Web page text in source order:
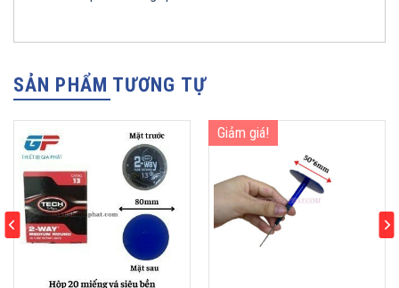
SẢN PHẨM TƯƠNG TỰ
Giảm giá!